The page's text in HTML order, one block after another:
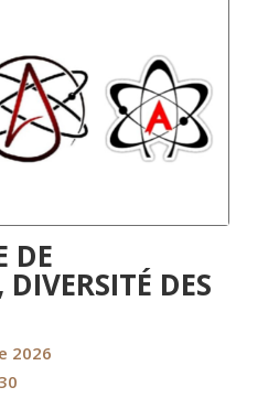
DE
DIVERSITÉ DES
2026